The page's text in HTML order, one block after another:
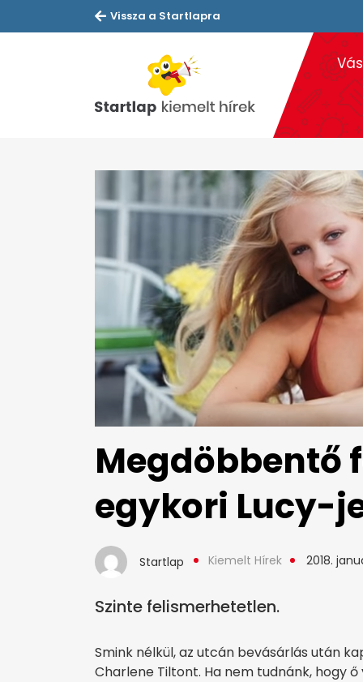
Vissza a Startlapra
Megdöbbentő
egykori Lucy-
Startlap Kiemelt Hírek 2018.
Szinte felismerhetetlen.
Smink nélkül, az utcán bevásárlás után
Charlene Tiltont. Ha nem tudnánk, hogy